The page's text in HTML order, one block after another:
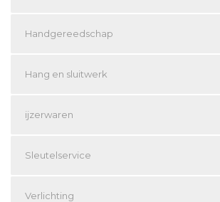
Handgereedschap
Hang en sluitwerk
ijzerwaren
Sleutelservice
Verlichting